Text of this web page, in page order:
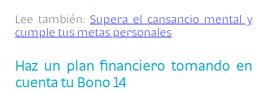
Lee también: Supera el cansancio mental y
cumple tus metas personales
Haz un plan financiero tomando en
cuenta tu Bono 14